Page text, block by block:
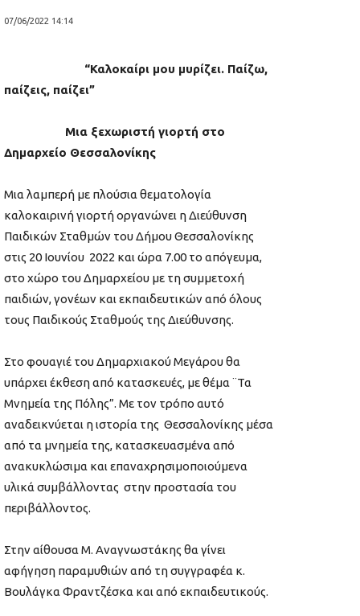
07/06/2022 14:14
“Καλοκαίρι μου μυρίζει. Παίζω,
παίζεις, παίζει”
Μια ξεχωριστή γιορτή στο
Δημαρχείο Θεσσαλονίκης
Μια λαμπερή με πλούσια θεματολογία
καλοκαιρινή γιορτή οργανώνει η Διεύθυνση
Παιδικών Σταθμών του Δήμου Θεσσαλονίκης
στις 20 Ιουνίου 2022 και ώρα 7.00 το απόγευμα,
στο χώρο του Δημαρχείου με τη συμμετοχή
παιδιών, γονέων και εκπαιδευτικών από όλους
τους Παιδικούς Σταθμούς της Διεύθυνσης.
Στο φουαγιέ του Δημαρχιακού Μεγάρου θα
υπάρχει έκθεση από κατασκευές, με θέμα ¨Τα
Μνημεία της Πόλης”. Με τον τρόπο αυτό
αναδεικνύεται η ιστορία της Θεσσαλονίκης μέσα
από τα μνημεία της, κατασκευασμένα από
ανακυκλώσιμα και επαναχρησιμοποιούμενα
υλικά συμβάλλοντας στην προστασία του
περιβάλλοντος.
Στην αίθουσα Μ. Αναγνωστάκης θα γίνει
αφήγηση παραμυθιών από τη συγγραφέα κ.
Βουλάγκα Φραντζέσκα και από εκπαιδευτικούς.